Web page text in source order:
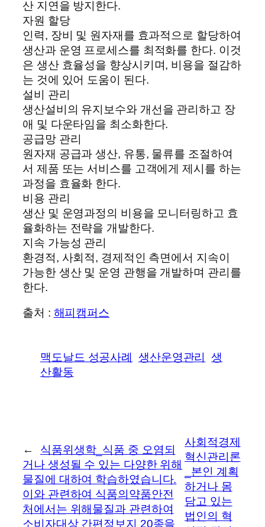
산 지연을 방지한다.
자원 할당
인력, 장비 및 원자재를 효과적으로 할당하여
생산과 운영 프로세스를 최적화를 한다. 이것
은 생산 효율성을 향상시키며, 비용을 절감하
는 것에 있어 도움이 된다.
설비 관리
생산설비의 유지보수와 개선을 관리하고 장
애 및 다운타임을 최소화한다.
공급망 관리
원자재 공급과 생산, 유통, 물류를 조절하여
서 제품 또는 서비스를 고객에게 제시를 하는
과정을 효율화 한다.
비용 관리
생산 및 운영과정의 비용을 모니터링하고 효
율화하는 전략을 개발한다.
지속 가능성 관리
환경적, 사회적, 경제적인 측면에서 지속이
가능한 생산 및 운영 관행을 개발하며 관리를
한다.
출처 : 해피캠퍼스
맥도날드 성공사례 생산운영관리
생
산활동
←
식품위생학_식품 중 오염되
거나 생성될 수 있는 다양한 위해
물질에 대하여 학습하였습니다.
이와 관련하여 식품의약품안전
처에서는 위해물질과 관련하여
소비자대상 간편정보지 20종을
사회적경제
혁신관리론
_본인 계획
하거나 몸
담고 있는
법인의 혁